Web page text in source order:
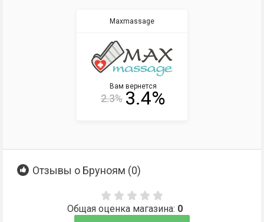
Maxmassage
Вам вернется
2.3% 3.4%
Отзывы о Бруноям (0)
Общая оценка магазина: 0